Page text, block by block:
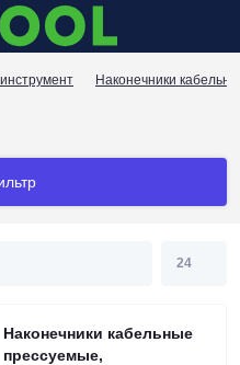
Наконечники
Наконечники кабельные
прессуемые,